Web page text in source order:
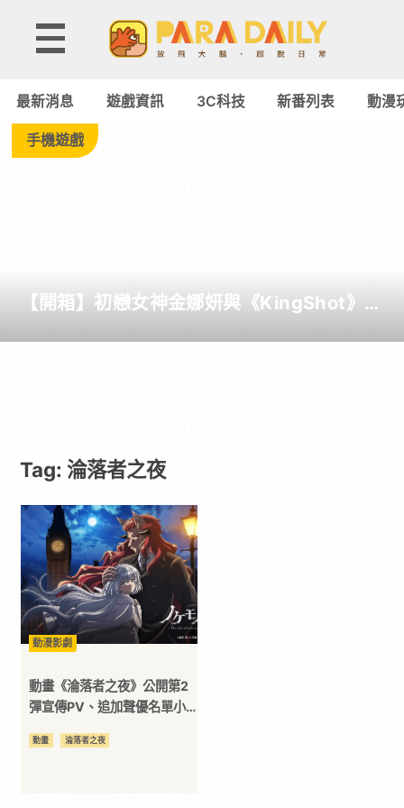
Tag:
落
夜
-
遊
戲
｜
動
漫
二
最新消息 遊戲資訊 3C科技 新番列表 動漫
手機遊戲
【開箱】初戀女神金娜妍與《KingShot》再
Tag: 淪落者之夜
動漫影劇
動畫《淪落者之夜》公開第2
彈宣傳PV、追加聲優名單小
動畫 淪落者之夜